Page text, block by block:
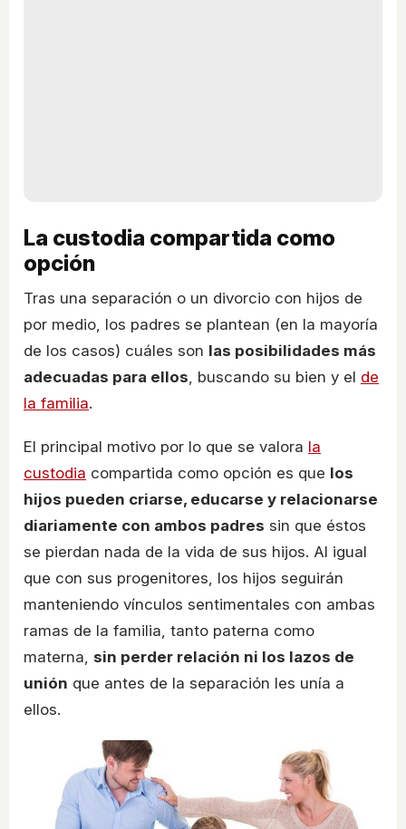
La custodia compartida como
opción
Tras una separación o un divorcio con hijos de
por medio, los padres se plantean (en la mayoría
de los casos) cuáles son las posibilidades más
adecuadas para ellos, buscando su bien y el de
la familia.
El principal motivo por lo que se valora la
custodia compartida como opción es que los
hijos pueden criarse, educarse y relacionarse
diariamente con ambos padres sin que éstos
se pierdan nada de la vida de sus hijos. Al igual
que con sus progenitores, los hijos seguirán
manteniendo vínculos sentimentales con ambas
ramas de la familia, tanto paterna como
materna, sin perder relación ni los lazos de
unión que antes de la separación les unía a
ellos.